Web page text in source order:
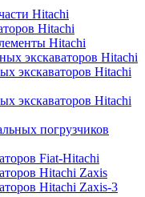
Hitachi
Hitachi
Hitachi
экскаваторов Hitachi
экскаваторов Hitachi
экскаваторов Hitachi
погрузчиков
Fiat-Hitachi
Hitachi Zaxis
Hitachi Zaxis-3